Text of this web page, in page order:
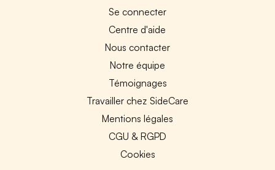
Se connecter
Centre d'aide
Nous contacter
Notre équipe
Témoignages
Travailler chez SideCare
Mentions légales
CGU & RGPD
Cookies